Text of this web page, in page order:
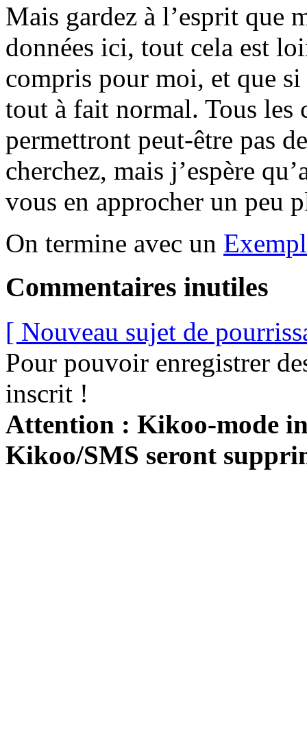
Mais gardez à l’esprit que
données ici, tout cela est
compris pour moi, et que
tout à fait normal. Tous les
permettront peut-être pas
cherchez, mais j’espère
vous en approcher un peu
On termine avec un
Commentaires inutiles
[ Nouveau sujet de
Pour pouvoir enregistrer
inscrit !
Attention : Kikoo-mode
Kikoo/SMS seront